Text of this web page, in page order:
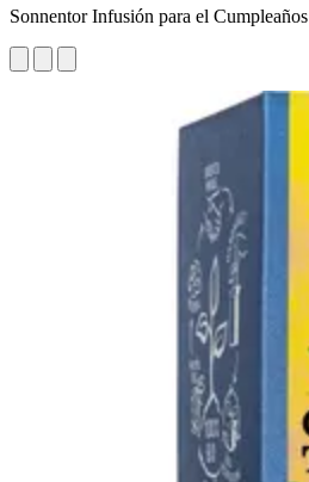
Sonnentor Infusión para el Cumpleaños